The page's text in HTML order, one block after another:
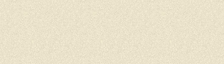
Как купить Фотогалерея Статьи Опт Контакты